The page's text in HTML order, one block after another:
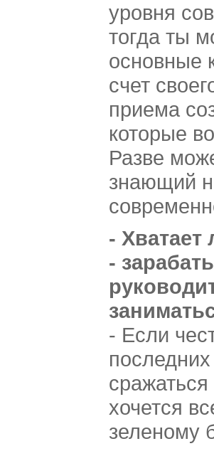
уровня
тогда ты
основные
счет
приема
которые
Разве
знающий
-
-
- Если
хочется
зеленому